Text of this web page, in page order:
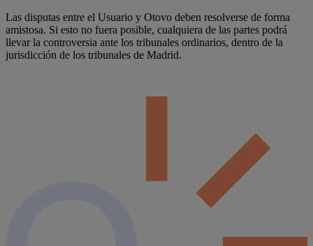
Las disputas entre el Usuario y Otovo deben resolverse de forma
amistosa. Si esto no fuera posible, cualquiera de las partes podrá
llevar la controversia ante los tribunales ordinarios, dentro de la
jurisdicción de los tribunales de Madrid.